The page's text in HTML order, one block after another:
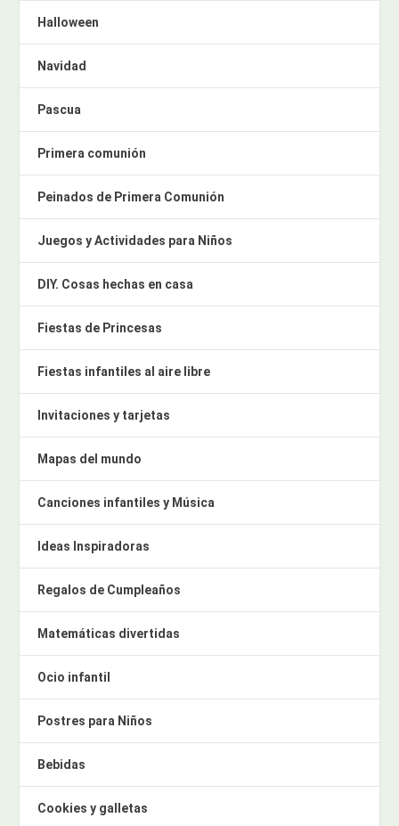
Halloween
Navidad
Pascua
Primera comunión
Peinados de Primera Comunión
Juegos y Actividades para Niños
DIY. Cosas hechas en casa
Fiestas de Princesas
Fiestas infantiles al aire libre
Invitaciones y tarjetas
Mapas del mundo
Canciones infantiles y Música
Ideas Inspiradoras
Regalos de Cumpleaños
Matemáticas divertidas
Ocio infantil
Postres para Niños
Bebidas
Cookies y galletas